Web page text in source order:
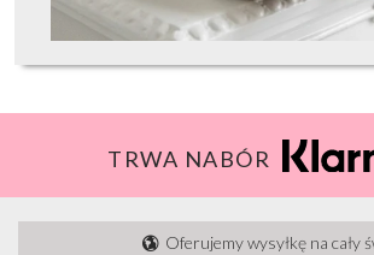
TRWA NABÓR
Oferujemy wysyłkę na cały